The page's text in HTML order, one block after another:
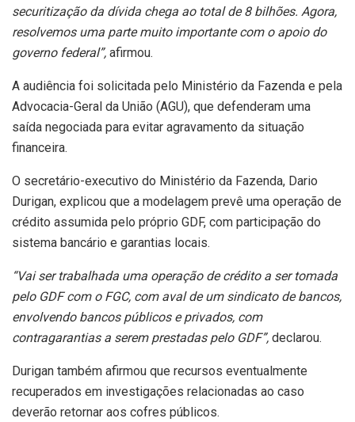
securitização da dívida chega ao total de 8 bilhões. Agora,
resolvemos uma parte muito importante com o apoio do
governo federal”, afirmou.
A audiência foi solicitada pelo Ministério da Fazenda e pela
Advocacia-Geral da União (AGU), que defenderam uma
saída negociada para evitar agravamento da situação
financeira.
O secretário-executivo do Ministério da Fazenda, Dario
Durigan, explicou que a modelagem prevê uma operação de
crédito assumida pelo próprio GDF, com participação do
sistema bancário e garantias locais.
“Vai ser trabalhada uma operação de crédito a ser tomada
pelo GDF com o FGC, com aval de um sindicato de bancos,
envolvendo bancos públicos e privados, com
contragarantias a serem prestadas pelo GDF”, declarou.
Durigan também afirmou que recursos eventualmente
recuperados em investigações relacionadas ao caso
deverão retornar aos cofres públicos.